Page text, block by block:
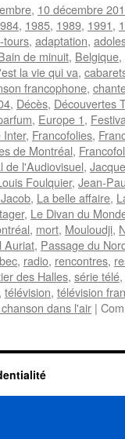
, 10 décembre
, 1985, 1989, 1991,
tours, adaptation,
de minuit, Belgique,
la vie qui va,
francophone,
, Décès, Découvertes
, Europe 1,
Inter, Francofolies,
de Montréal,
de l'Audiovisuel,
Foulquier, Jean-
, La belle affaire,
, Le Divan du
, mort, Mouloudji,
Auriat, Passage du
, radio, rencontres,
des Halles, série télé,
, télévision, télévision
dans l'air |